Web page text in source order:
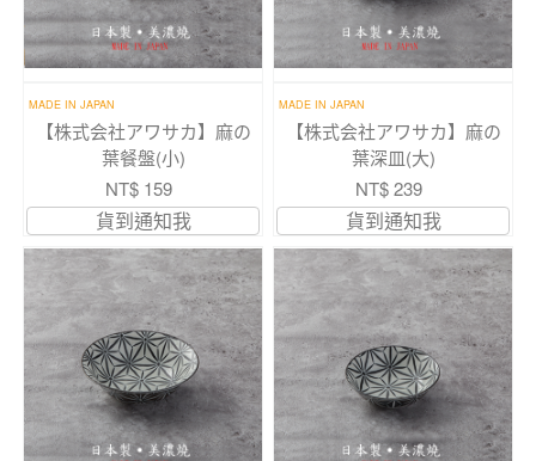
MADE IN JAPAN
【株式会社アワサカ】麻の
葉餐盤(小)
NT$ 159
貨到通知我
MADE IN JAPAN
【株式会社アワサカ】麻の
葉深皿(大)
NT$ 239
貨到通知我